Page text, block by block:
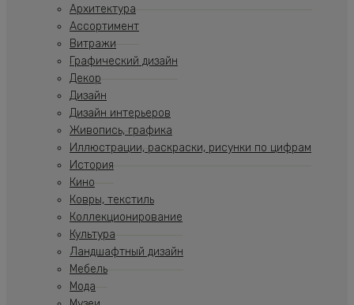
Архитектура
Ассортимент
Витражи
Графический дизайн
Декор
Дизайн
Дизайн интерьеров
Живопись, графика
Иллюстрации, раскраски, рисунки по цифрам
История
Кино
Ковры, текстиль
Коллекционирование
Культура
Ландшафтный дизайн
Мебель
Мода